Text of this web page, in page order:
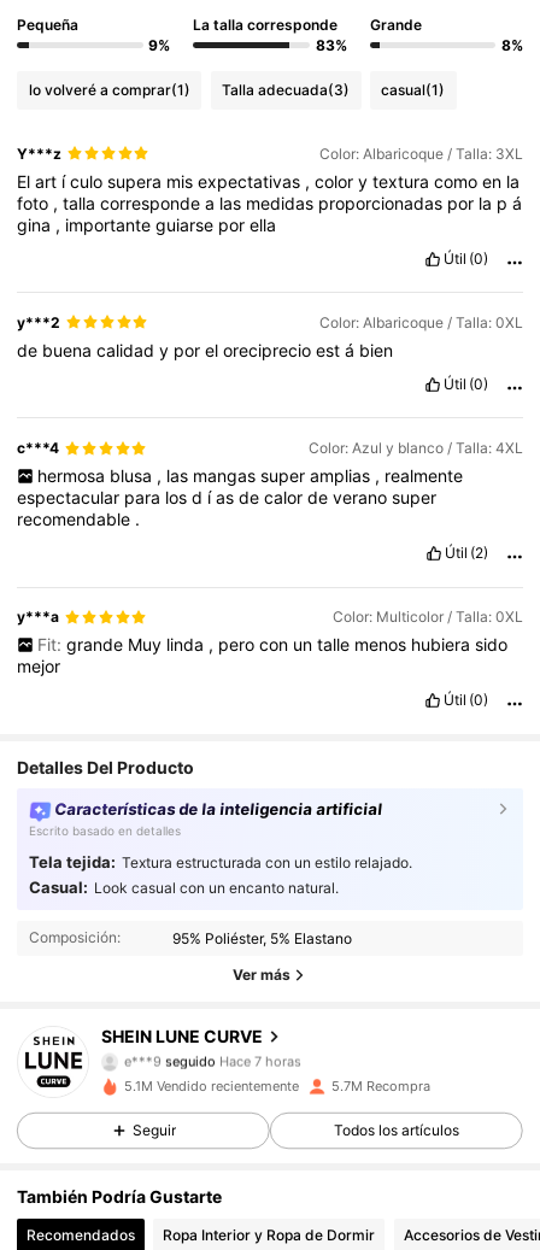
Pequeña
9%
La talla corresponde
83%
Grande
8%
lo volveré a comprar(1) Talla adecuada(3) casual(1)
Y***z Color: Albaricoque / Talla: 3XL
Elart ículosupera misexpectativas ,colorytexturacomoen la
foto ,tallacorrespondea las medidas proporcionadas por la pá
gina , importanteguiarse porella
Útil (0)
y***2 Color: Albaricoque / Talla: 0XL
de buenacalidady poreloreciprecioestá bien
Útil (0)
c***4 Color: Azul y blanco / Talla: 4XL
hermosa blusa , las mangas super amplias , realmente
espectacular para losd íasdecalordeveranosuper
recomendable .
Útil (2)
y***a Color: Multicolor / Talla: 0XL
Fit: grande Muy linda , pero con un talle menos hubiera sido
mejor
Útil (0)
Detalles Del Producto
Características de la inteligencia artificial
Escrito basado en detalles
Tela tejida: Textura estructurada con un estilo relajado.
Casual: Look casual con un encanto natural.
Composición: 95% Poliéster, 5% Elastano
Ver más
SHEIN LUNE CURVE
4,89 449K Seguidores
4,89 449K Seguidores
e***9seguidoHace 7 horas
4,89
449K Seguidores
4,89 449K Seguidores
4,89 449K Seguidores
5.1M Vendido recientemente 5.7M Recompra
Seguir Todos los artículos
También Podría Gustarte
Recomendados Ropa Interior y Ropa de Dormir Accesorios de